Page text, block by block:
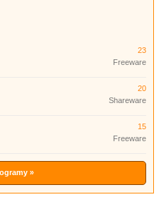
23
Freeware
20
Shareware
15
Freeware
»